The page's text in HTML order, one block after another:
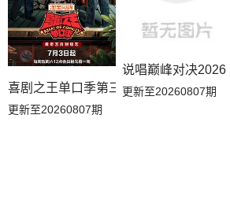
20260715上 20260714解锁中加更
20260712补给站加更 20260711推门彩蛋
20260710居民采访
喜剧之王单口季第三季
更新至20260807期
说唱巅峰对决2026
更新至20260807期